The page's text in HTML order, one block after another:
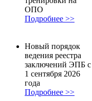
ОПО
Подробнее >>
Новый порядок
ведения реестра
заключений ЭПБ с
1 сентября 2026
года
Подробнее >>